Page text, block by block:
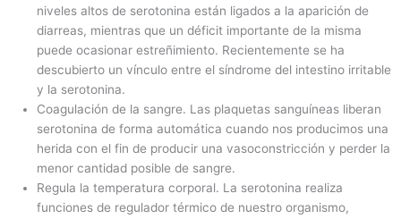
niveles altos de serotonina están ligados a la aparición de
diarreas, mientras que un déficit importante de la misma
puede ocasionar estreñimiento. Recientemente se ha
descubierto un vínculo entre el síndrome del intestino irritable
y la serotonina.
Coagulación de la sangre. Las plaquetas sanguíneas liberan
serotonina de forma automática cuando nos producimos una
herida con el fin de producir una vasoconstricción y perder la
menor cantidad posible de sangre.
Regula la temperatura corporal. La serotonina realiza
funciones de regulador térmico de nuestro organismo,